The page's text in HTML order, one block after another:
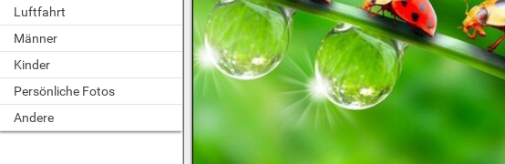
Luftfahrt
Männer
Kinder
Persönliche Fotos
Andere